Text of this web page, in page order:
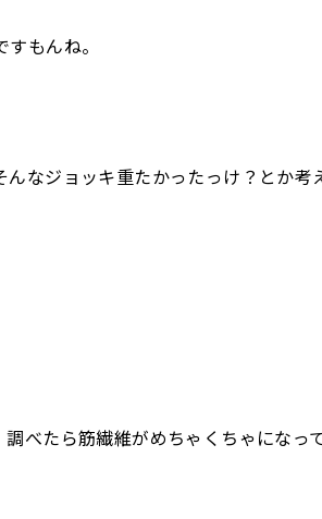
もんね。
んなジョッキ重たかったっけ？とか
べたら筋繊維がめちゃくちゃになっ